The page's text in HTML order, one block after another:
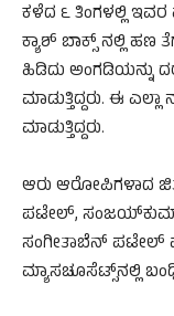
ಕಳೆದ ೬ ತಿಂಗಳಲ್ಲಿ ಇವರ
ಕ್ಯಾಶ್‌ ಬಾಕ್ಸ್‌ ನಲ್ಲಿ ಹಣ
ಹಿಡಿದು ಅಂಗಡಿಯನ್ನು
ಮಾಡುತ್ತಿದ್ದರು. ಈ
ಮಾಡುತ್ತಿದ್ದರು.
ಆರು ಆರೋಪಿಗಳಾದ
ಪಟೇಲ್,
ಸಂಗೀತಾಬೆನ್ ಪಟೇಲ್
ಮ್ಯಾಸಚೂಸೆಟ್ಸ್‌ನಲ್ಲಿ